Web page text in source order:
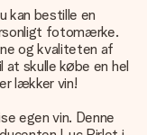
kan bestille en
fotomærke.
og kvaliteten af
skulle købe en hel
lækker vin!
egen vin. Denne